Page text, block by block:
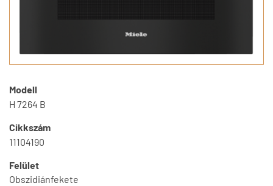
Modell
H 7264 B
Cikkszám
11104190
Felület
Obszidiánfekete